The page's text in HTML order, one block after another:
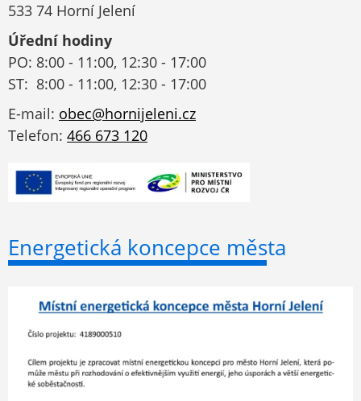
533 74 Horní Jelení
Úřední hodiny
PO: 8:00 - 11:00, 12:30 - 17:00
ST: 8:00 - 11:00, 12:30 - 17:00
E-mail: obec@hornijeleni.cz
Telefon: 466 673 120
Energetická koncepce města